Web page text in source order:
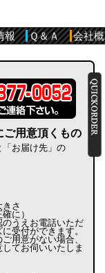
報 Ｑ＆Ａ
会社概
ご用意頂くもの
「お届け先」の
きさ
に）
のうえお電話いただ
受付ができます。
用意がない場合、
てお伺いいたしま